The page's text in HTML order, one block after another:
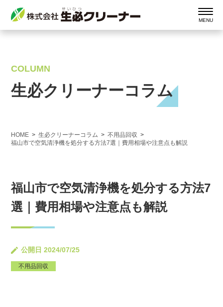
COLUMN
生必クリーナーコラム
HOME 生必クリーナーコラム
不用品回収
福山市で空気清浄機を処分する方法7選｜費用相場や注意点も解説
福山市で空気清浄機を処分する方法7
選｜費用相場や注意点も解説
公開日 2024/07/25
不用品回収